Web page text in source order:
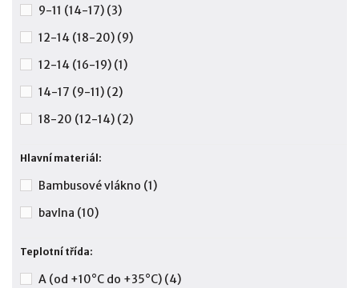
9-11 (14-17) (3)
12-14 (18-20) (9)
12-14 (16-19) (1)
14-17 (9-11) (2)
18-20 (12-14) (2)
Hlavní materiál:
Bambusové vlákno (1)
bavlna (10)
Teplotní třída:
A (od +10°C do +35°C) (4)